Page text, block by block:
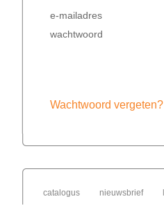
e-mailadres
wachtwoord
Wachtwoord vergeten?
catalogus nieuwsbrief